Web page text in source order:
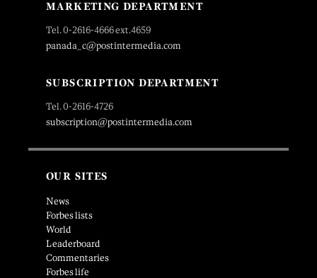
MARKETING DEPARTMENT
Tel. 0-2616-4666 ext.4659
panada_c@postintermedia.com
SUBSCRIPTION DEPARTMENT
Tel. 0-2616-4726
subscription@postintermedia.com
OUR SITES
News
Forbes lists
World
Leaderboard
Commentaries
Forbes life